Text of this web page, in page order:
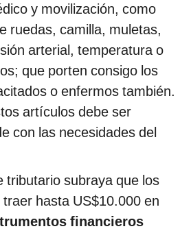
y movilización, como
ruedas, camilla, muletas,
arterial, temperatura o
que porten consigo los
o enfermos también.
artículos debe ser
con las necesidades del
tributario subraya que los
hasta US$10.000 en
financieros